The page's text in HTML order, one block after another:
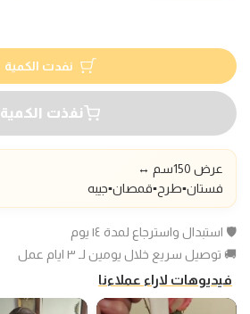
نفدت الكمية
نفذت الكمية
عرض 150سم ↔️
فستان▪️طرح▪️قمصان▪️جيبه
🛡️ استبدال واسترجاع لمدة ١٤ يوم
🚚 توصيل سريع خلال يومين لـ ٣ ايام عمل
فيديوهات لاراء عملاءنا